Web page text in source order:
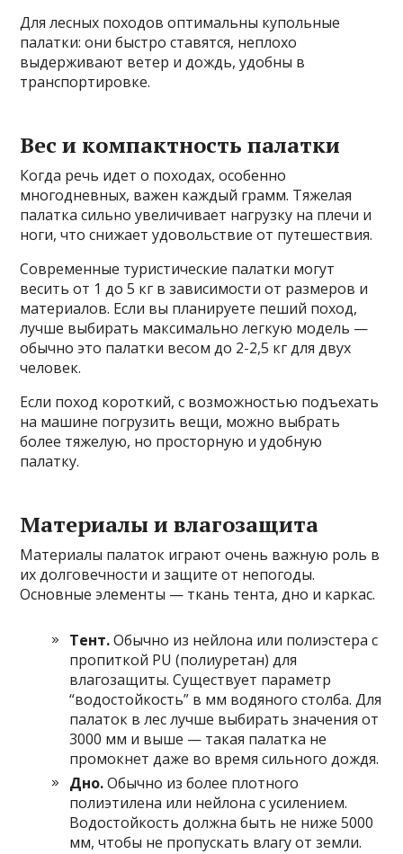
Для лесных походов оптимальны купольные
палатки: они быстро ставятся, неплохо
выдерживают ветер и дождь, удобны в
транспортировке.
Вес и компактность палатки
Когда речь идет о походах, особенно
многодневных, важен каждый грамм. Тяжелая
палатка сильно увеличивает нагрузку на плечи и
ноги, что снижает удовольствие от путешествия.
Современные туристические палатки могут
весить от 1 до 5 кг в зависимости от размеров и
материалов. Если вы планируете пеший поход,
лучше выбирать максимально легкую модель —
обычно это палатки весом до 2-2,5 кг для двух
человек.
Если поход короткий, с возможностью подъехать
на машине погрузить вещи, можно выбрать
более тяжелую, но просторную и удобную
палатку.
Материалы и влагозащита
Материалы палаток играют очень важную роль в
их долговечности и защите от непогоды.
Основные элементы — ткань тента, дно и каркас.
Тент.Обычно из нейлона или полиэстера с
пропиткой PU (полиуретан) для
влагозащиты. Существует параметр
“водостойкость” в мм водяного столба. Для
палаток в лес лучше выбирать значения от
3000 мм и выше — такая палатка не
промокнет даже во время сильного дождя.
Дно.Обычно из более плотного
полиэтилена или нейлона с усилением.
Водостойкость должна быть не ниже 5000
мм, чтобы не пропускать влагу от земли.